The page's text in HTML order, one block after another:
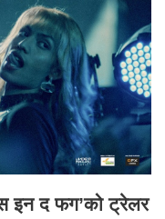
इन द फग’को ट्रेलर